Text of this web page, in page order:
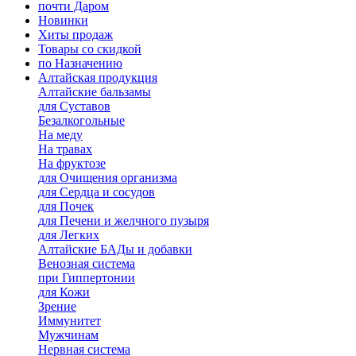
почти Даром
Новинки
Хиты продаж
Товары со скидкой
по Назначению
Алтайская продукция
Алтайские бальзамы
для Суставов
Безалкогольные
На меду
На травах
На фруктозе
для Очищения организма
для Сердца и сосудов
для Почек
для Печени и желчного пузыря
для Легких
Алтайские БАДы и добавки
Венозная система
при Гиппертонии
для Кожи
Зрение
Иммунитет
Мужчинам
Нервная система